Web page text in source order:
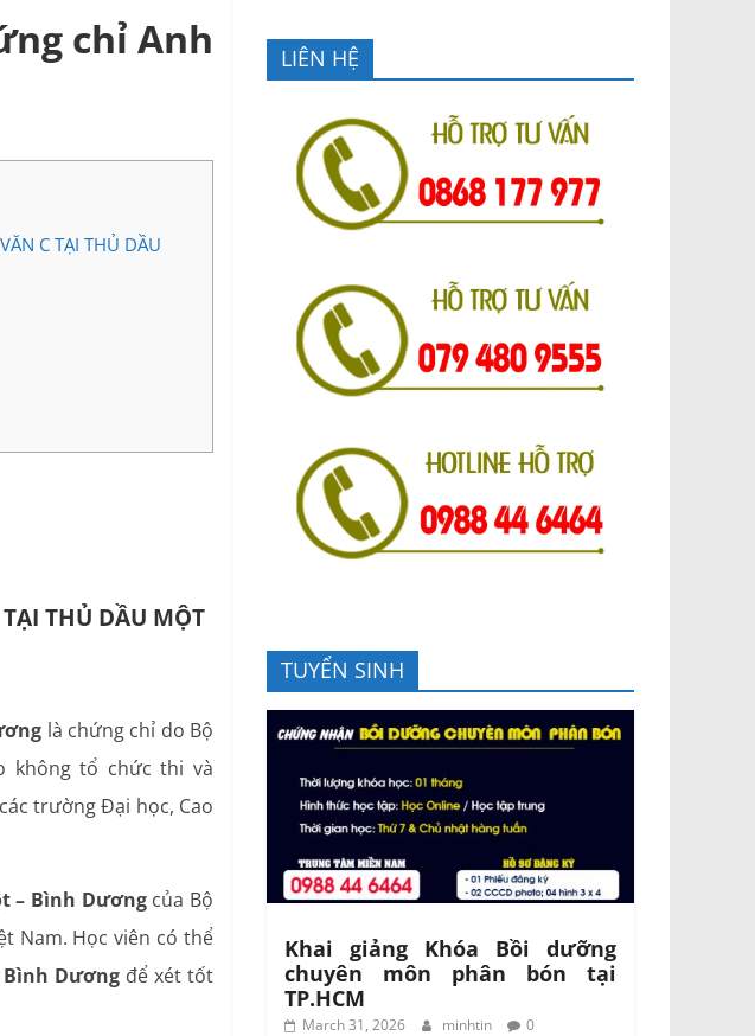
chỉ Anh
C TẠI THỦ DẦU
THỦ DẦU MỘT
là chứng chỉ do Bộ
không tổ chức thi và
trường Đại học, Cao
– Bình Dương của Bộ
Nam. Học viên có thể
Bình Dương để xét tốt
LIÊN HỆ
TUYỂN SINH
Khai giảng Khóa Bồi dưỡng
chuyên môn phân bón tại
TP.HCM
March 31, 2026 minhtin 0